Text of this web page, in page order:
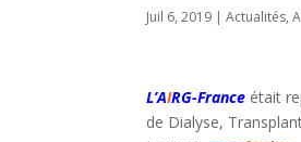
Juil 6, 2019 |Actualités,
L’AIRG-France était
de Dialyse,